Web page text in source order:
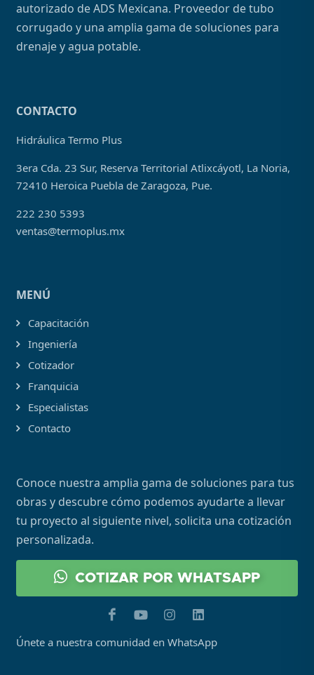
autorizado de ADS Mexicana. Proveedor de tubo
corrugado y una amplia gama de soluciones para
drenaje y agua potable.
CONTACTO
Hidráulica Termo Plus
3era Cda. 23 Sur, Reserva Territorial Atlixcáyotl, La Noria,
72410 Heroica Puebla de Zaragoza, Pue.
222 230 5393
ventas@termoplus.mx
MENÚ
Capacitación
Ingeniería
Cotizador
Franquicia
Especialistas
Contacto
Conoce nuestra amplia gama de soluciones para tus
obras y descubre cómo podemos ayudarte a llevar
tu proyecto al siguiente nivel, solicita una cotización
personalizada.
COTIZAR POR WHATSAPP
Únete a nuestra comunidad en WhatsApp